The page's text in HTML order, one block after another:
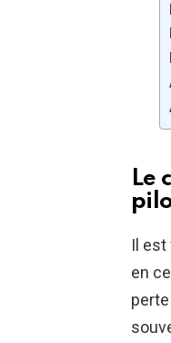
Le
Il
en